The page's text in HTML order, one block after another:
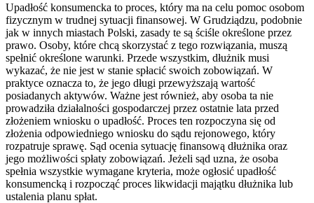
Upadłość konsumencka to proces, który ma na celu pomoc osobom
fizycznym w trudnej sytuacji finansowej. W Grudziądzu, podobnie
jak w innych miastach Polski, zasady te są ściśle określone przez
prawo. Osoby, które chcą skorzystać z tego rozwiązania, muszą
spełnić określone warunki. Przede wszystkim, dłużnik musi
wykazać, że nie jest w stanie spłacić swoich zobowiązań. W
praktyce oznacza to, że jego długi przewyższają wartość
posiadanych aktywów. Ważne jest również, aby osoba ta nie
prowadziła działalności gospodarczej przez ostatnie lata przed
złożeniem wniosku o upadłość. Proces ten rozpoczyna się od
złożenia odpowiedniego wniosku do sądu rejonowego, który
rozpatruje sprawę. Sąd ocenia sytuację finansową dłużnika oraz
jego możliwości spłaty zobowiązań. Jeżeli sąd uzna, że osoba
spełnia wszystkie wymagane kryteria, może ogłosić upadłość
konsumencką i rozpocząć proces likwidacji majątku dłużnika lub
ustalenia planu spłat.